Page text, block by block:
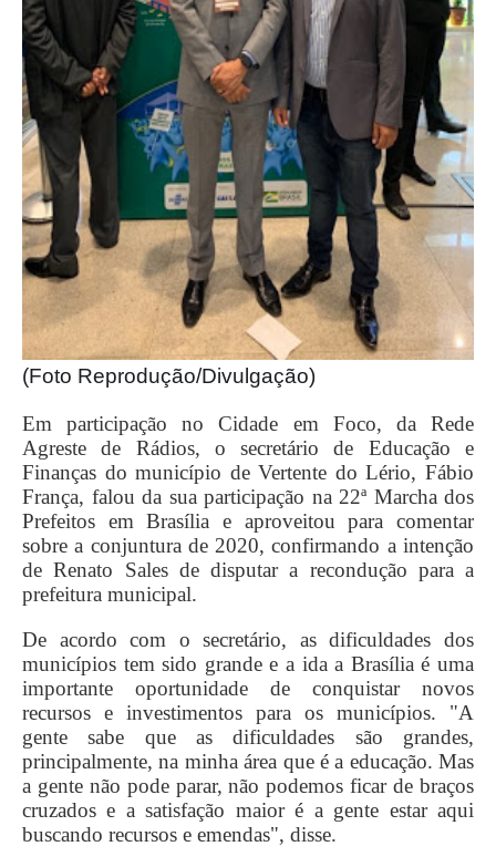
(Foto Reprodução/Divulgação)
Em participação no Cidade em Foco, da Rede
Agreste de Rádios, o secretário de Educação e
Finanças do município de Vertente do Lério, Fábio
França, falou da sua participação na 22ª Marcha dos
Prefeitos em Brasília e aproveitou para comentar
sobre a conjuntura de 2020, confirmando a intenção
de Renato Sales de disputar a recondução para a
prefeitura municipal.
De acordo com o secretário, as dificuldades dos
municípios tem sido grande e a ida a Brasília é uma
importante oportunidade de conquistar novos
recursos e investimentos para os municípios. "A
gente sabe que as dificuldades são grandes,
principalmente, na minha área que é a educação. Mas
a gente não pode parar, não podemos ficar de braços
cruzados e a satisfação maior é a gente estar aqui
buscando recursos e emendas", disse.